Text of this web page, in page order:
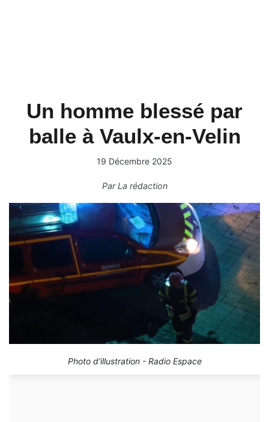
Un homme blessé par
balle à Vaulx-en-Velin
19 Décembre 2025
ParLa rédaction
Photo d'illustration - Radio Espace